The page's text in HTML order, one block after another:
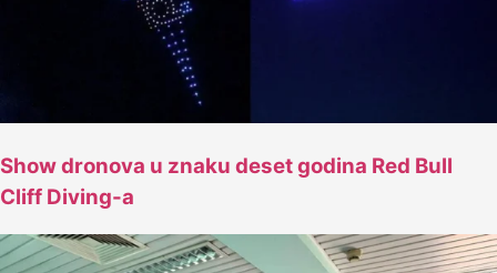
Show dronova u znaku deset godina Red Bull
Cliff Diving-a